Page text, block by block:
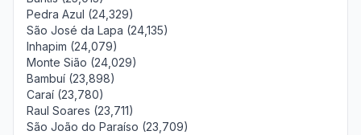
Pedra Azul (24,329)
São José da Lapa (24,135)
Inhapim (24,079)
Monte Sião (24,029)
Bambuí (23,898)
Caraí (23,780)
Raul Soares (23,711)
São João do Paraíso (23,709)